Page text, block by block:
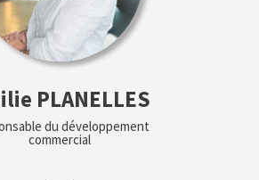
PLANELLES
du développement
commercial